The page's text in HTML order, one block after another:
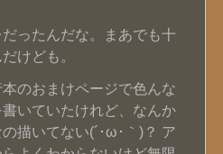
ったんだな。まあでも十
けども。
のおまけページで色んな
いていたけれど、なんか
描いてない(´･ω･｀)？ ア